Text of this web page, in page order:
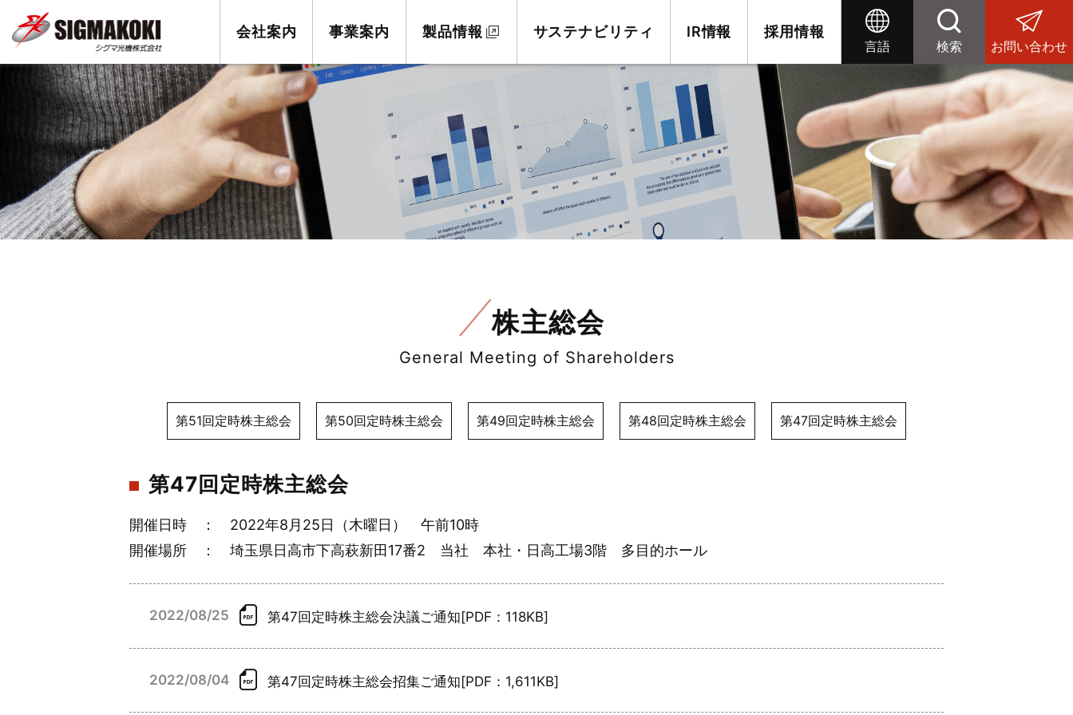
会社案内 事業案内 製品情報 サステナビリティ IR情報 採用情報
言語 検索 お問い合わせ
株主総会
General Meeting of Shareholders
第51回定時株主総会 第50回定時株主総会 第49回定時株主総会 第48回定時株主総会 第47回定時株主総会
第47回定時株主総会
開催日時 ： 2022年8月25日（木曜日） 午前10時
開催場所 ： 埼玉県日高市下高萩新田17番2 当社 本社・日高工場3階 多目的ホール
2022/08/25 第47回定時株主総会決議ご通知[PDF：118KB]
2022/08/04 第47回定時株主総会招集ご通知[PDF：1,611KB]